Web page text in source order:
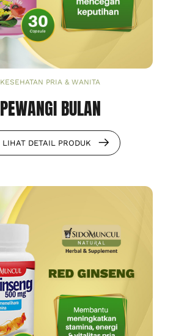
KESEHATAN PRIA & WANITA
PEWANGI BULAN
LIHAT DETAIL PRODUK